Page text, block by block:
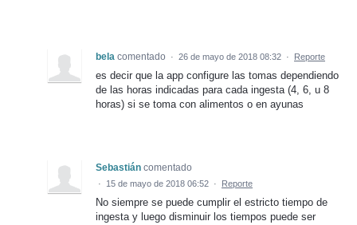
bela comentado · 26 de mayo de 2018 08:32 · Reporte
es decir que la app configure las tomas dependiendo
de las horas indicadas para cada ingesta (4, 6, u 8
horas) si se toma con alimentos o en ayunas
Sebastián comentado
· 15 de mayo de 2018 06:52 · Reporte
No siempre se puede cumplir el estricto tiempo de
ingesta y luego disminuir los tiempos puede ser